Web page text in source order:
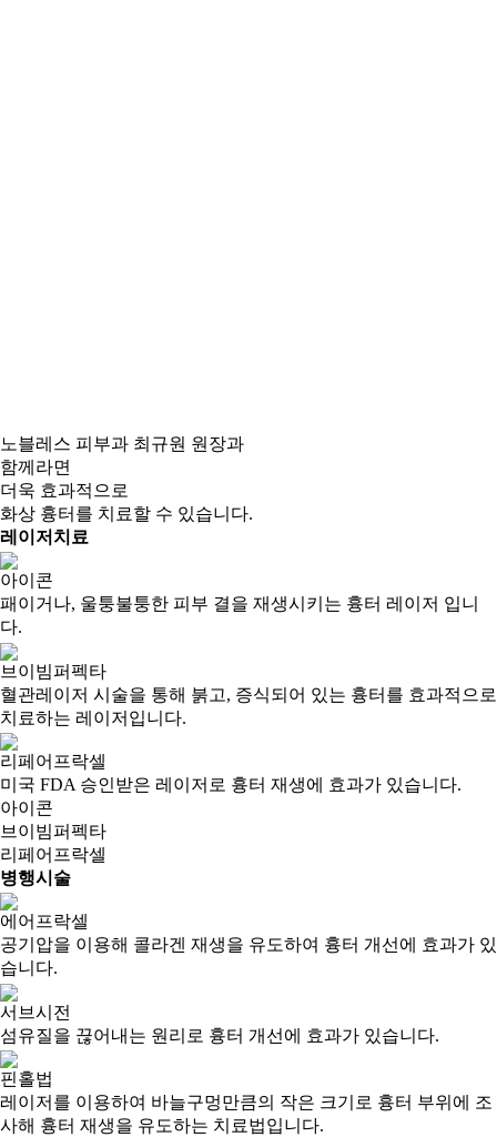
노블레스 피부과 최규원 원장과
함께라면
더욱 효과적 으로
화상 흉터를 치료할 수 있습니다.
레이저치료
아이콘
패이거나, 울퉁불퉁한 피부 결을 재생시키는 흉터 레이저 입니
다.
브이빔퍼펙타
혈관레이저 시술을 통해 붉고, 증식되어 있는 흉터를 효과적으로
치료하는 레이저입니다.
리페어프락셀
미국 FDA 승인받은 레이저로 흉터 재생에 효과가 있습니다.
아이콘
브이빔퍼펙타
리페어프락셀
병행시술
에어프락셀
공기압을 이용해 콜라겐 재생을 유도하여 흉터 개선에 효과가 있
습니다.
서브시전
섬유질을 끊어내는 원리로 흉터 개선에 효과가 있습니다.
핀홀법
레이저를 이용하여 바늘구멍만큼의 작은 크기로 흉터 부위에 조
사해 흉터 재생을 유도하는 치료법입니다.